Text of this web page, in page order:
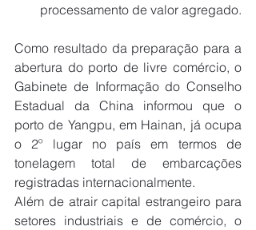
processamento de valor agregado.
Como resultado da preparação para a
abertura do porto de livre comércio, o
Gabinete de Informação do Conselho
Estadual da China informou que o
porto de Yangpu, em Hainan, já ocupa
o 2º lugar no país em termos de
tonelagem total de embarcações
registradas internacionalmente.
Além de atrair capital estrangeiro para
setores industriais e de comércio, o